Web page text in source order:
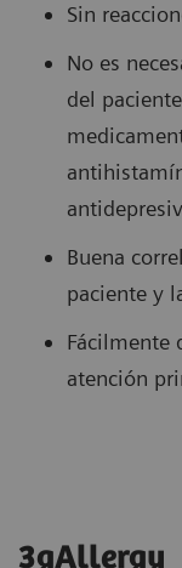
Sin
No es
del
Buena
paciente y
Fácilmente
atención
3gAllergy